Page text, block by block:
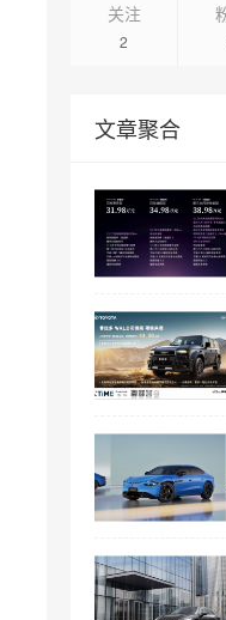
关注
2
文章聚合